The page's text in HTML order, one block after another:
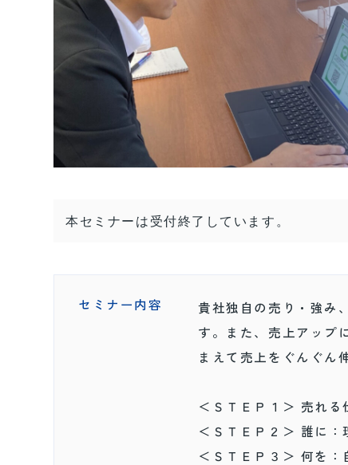
本セミナーは受付終了しています。
セミナー内容
貴社独自の売り・強み
す。また、売上アップ
まえて売上をぐんぐん
＜ＳＴＥＰ１＞ 売れる
＜ＳＴＥＰ２＞ 誰に：
＜ＳＴＥＰ３＞ 何を：